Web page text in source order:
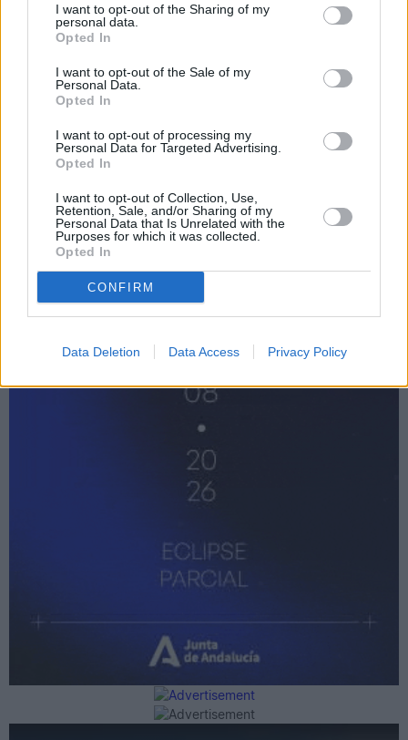
I want to opt-out of the Sharing of my
personal data.
Opted In
I want to opt-out of the Sale of my
Personal Data.
Opted In
I want to opt-out of processing my
Personal Data for Targeted Advertising.
Opted In
I want to opt-out of Collection, Use,
Retention, Sale, and/or Sharing of my
Personal Data that Is Unrelated with the
Purposes for which it was collected.
Opted In
CONFIRM
Data Deletion Data Access Privacy Policy